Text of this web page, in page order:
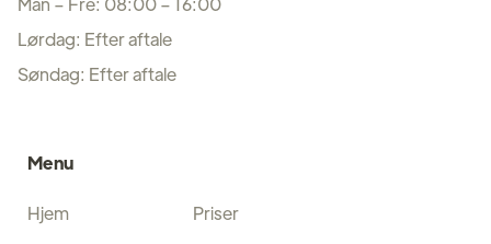
Lørdag: Efter aftale
Søndag: Efter aftale
Menu
Hjem
Priser